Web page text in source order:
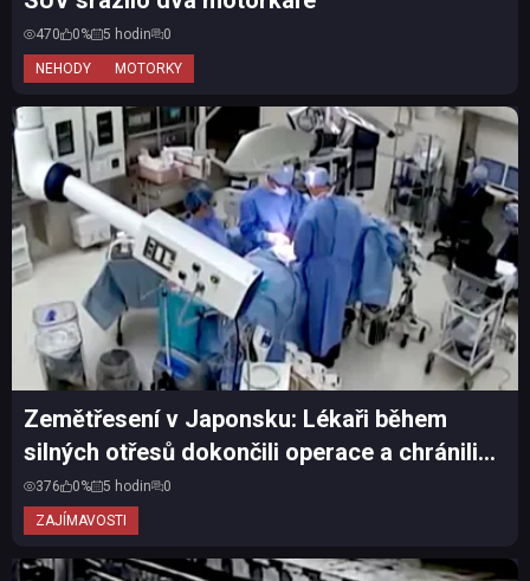
NEHODY MOTORKY
470 0% 5 hodin 0
ZAJÍMAVOSTI
Zemětřesení v Japonsku: Lékaři během
silných otřesů dokončili operace a chránili
pacienty vlastní...
376 0% 5 hodin 0